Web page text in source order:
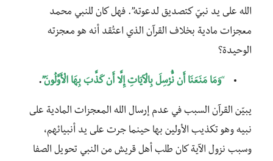
الله على يد نبيّ كتصديق لدعوته”. فهل كان للنبي محمد
معجزات مادية بخلاف القرآن الذي اعتُقد أنه هو معجزته
الوحيدة؟
“وَمَا مَنَعَنَا أَن نُّرْسِلَ بِالْآيَاتِ إِلَّا أَن كَذَّبَ بِهَا الْأَوَّلُونَ”.
يبيّن القرآن السبب في عدم إرسال الله المعجزات المادية على
نبيه وهو تكذيب الأولين بها حينما جرت على يد أنبيائهم،
وسبب نزول الآية كان طلب أهل قريش من النبي تحويل الصفا